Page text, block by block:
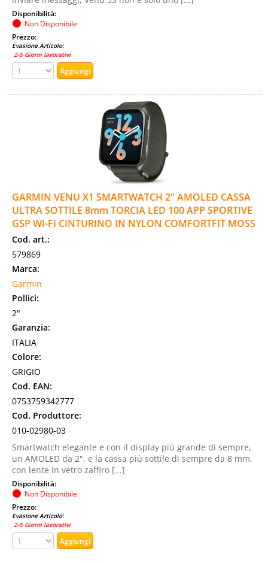
Disponibilità:
Non Disponibile
Prezzo:
Evasione Articolo:
2-5 Giorni lavorativi
GARMIN VENU X1 SMARTWATCH 2" AMOLED CASSA
ULTRA SOTTILE 8mm TORCIA LED 100 APP SPORTIVE
GSP WI-FI CINTURINO IN NYLON COMFORTFIT MOSS
Cod. art.:
579869
Marca:
Garmin
Pollici:
2"
Garanzia:
ITALIA
Colore:
GRIGIO
Cod. EAN:
0753759342777
Cod. Produttore:
010-02980-03
Smartwatch elegante e con il display più grande di sempre,
un AMOLED da 2", e la cassa più sottile di sempre da 8 mm,
con lente in vetro zaffiro [...]
Disponibilità:
Non Disponibile
Prezzo:
Evasione Articolo:
2-5 Giorni lavorativi